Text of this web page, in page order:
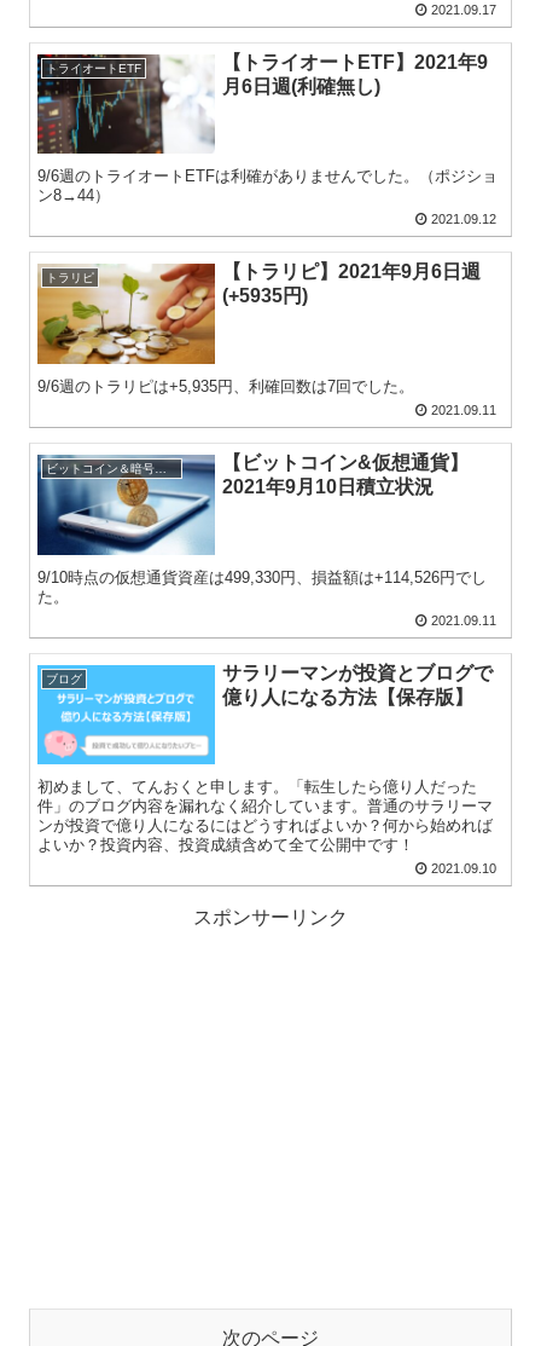
2021.09.17
トライオートETF
【トライオートETF】2021年9
月6日週(利確無し)
9/6週のトライオートETFは利確がありませんでした。（ポジショ
ン8→44）
2021.09.12
トラリピ
【トラリピ】2021年9月6日週
(+5935円)
9/6週のトラリピは+5,935円、利確回数は7回でした。
2021.09.11
【ビットコイン&仮想通貨】
2021年9月10日積立状況
9/10時点の仮想通貨資産は499,330円、損益額は+114,526円でし
た。
2021.09.11
ブログ
サラリーマンが投資とブログで
億り人になる方法【保存版】
初めまして、てんおくと申します。「転生したら億り人だった
件」のブログ内容を漏れなく紹介しています。普通のサラリーマ
ンが投資で億り人になるにはどうすればよいか？何から始めれば
よいか？投資内容、投資成績含めて全て公開中です！
2021.09.10
スポンサーリンク
次のページ